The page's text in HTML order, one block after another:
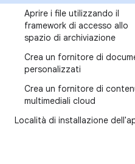
Aprire i file utilizzando il
framework di accesso allo
spazio di archiviazione
Crea un fornitore di
personalizzati
Crea un fornitore di
multimediali cloud
Località di installazione